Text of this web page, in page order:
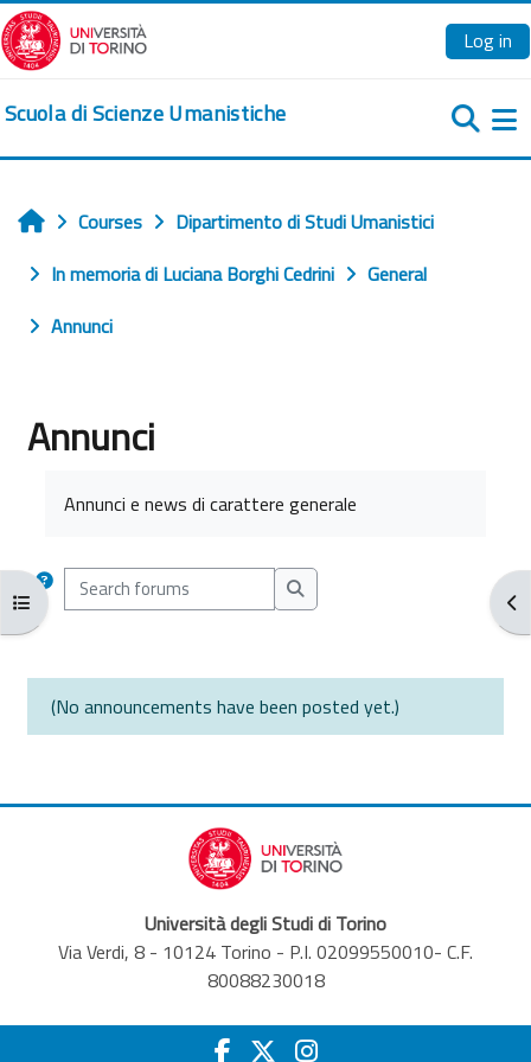
Skip to main content
Log in
Scuola di Scienze Umanistiche
Open course index
Home
Courses
Dipartimento di Studi Umanistici
In memoria di Luciana Borghi Cedrini
General
Annunci
Annunci
Annunci e news di carattere generale
Search forums
Search forums
(No announcements have been posted yet.)
Università degli Studi di Torino
Via Verdi, 8 - 10124 Torino - P.I. 02099550010- C.F.
80088230018